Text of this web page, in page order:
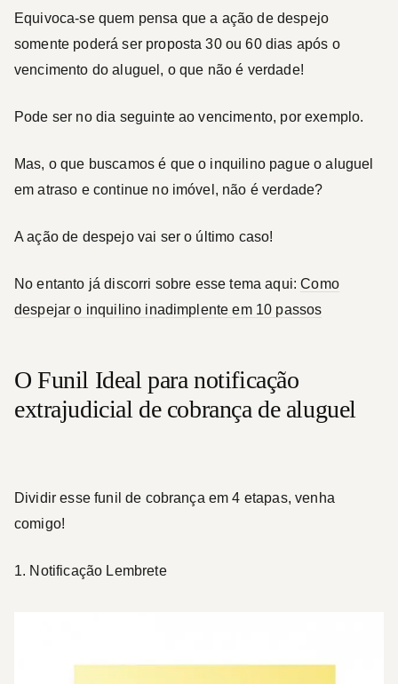
Equivoca-se quem pensa que a ação de despejo
somente poderá ser proposta 30 ou 60 dias após o
vencimento do aluguel, o que não é verdade!
Pode ser no dia seguinte ao vencimento, por exemplo.
Mas, o que buscamos é que o inquilino pague o aluguel
em atraso e continue no imóvel, não é verdade?
A ação de despejo vai ser o último caso!
No entanto já discorri sobre esse tema aqui:Como
despejar o inquilino inadimplente em 10 passos
O Funil Ideal para notificação
extrajudicial de cobrança de aluguel
Dividir esse funil de cobrança em 4 etapas, venha
comigo!
1. Notificação Lembrete